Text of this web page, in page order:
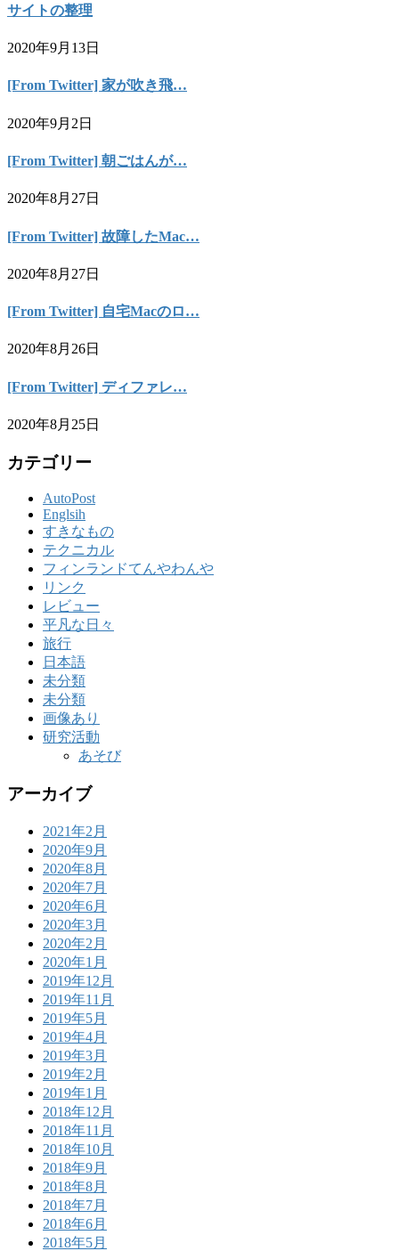
サイトの整理
2020年9月13日
[From Twitter] 家が吹き飛…
2020年9月2日
[From Twitter] 朝ごはんが…
2020年8月27日
[From Twitter] 故障したMac…
2020年8月27日
[From Twitter] 自宅Macのロ…
2020年8月26日
[From Twitter] ディファレ…
2020年8月25日
カテゴリー
AutoPost
Englsih
すきなもの
テクニカル
フィンランドてんやわんや
リンク
レビュー
平凡な日々
旅行
日本語
未分類
未分類
画像あり
研究活動
あそび
アーカイブ
2021年2月
2020年9月
2020年8月
2020年7月
2020年6月
2020年3月
2020年2月
2020年1月
2019年12月
2019年11月
2019年5月
2019年4月
2019年3月
2019年2月
2019年1月
2018年12月
2018年11月
2018年10月
2018年9月
2018年8月
2018年7月
2018年6月
2018年5月